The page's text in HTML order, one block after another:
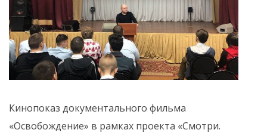
Кинопоказ документального фильма
«Освобождение» в рамках проекта «Смотри.